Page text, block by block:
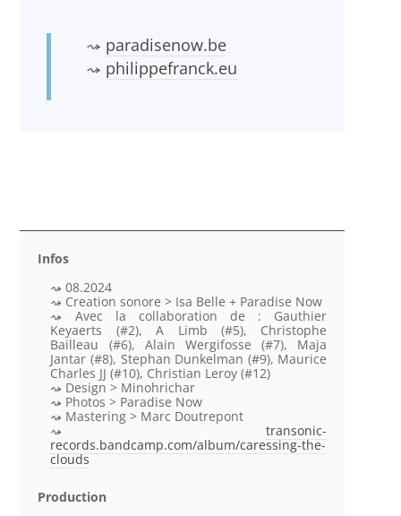
paradisenow.be
philippefranck.eu
Infos
08.2024
Creation sonore > Isa Belle + Paradise Now
Avec la collaboration de : Gauthier
Keyaerts (#2), A Limb (#5), Christophe
Bailleau (#6), Alain Wergifosse (#7), Maja
Jantar (#8), Stephan Dunkelman (#9), Maurice
Charles JJ (#10), Christian Leroy (#12)
Design > Minohrichar
Photos > Paradise Now
Mastering > Marc Doutrepont
transonic-
records.bandcamp.com/album/caressing-the-
clouds
Production